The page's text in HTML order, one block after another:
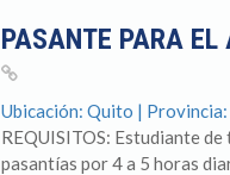
PASANTE PARA EL
Ubicación: Quito | Provincia:
REQUISITOS: Estudiante
pasantías por 4 a 5 horas